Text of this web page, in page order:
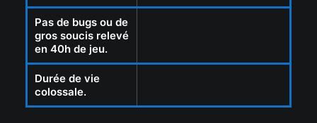
Pas de bugs ou de
gros soucis relevé
en 40h de jeu.
Durée de vie
colossale.